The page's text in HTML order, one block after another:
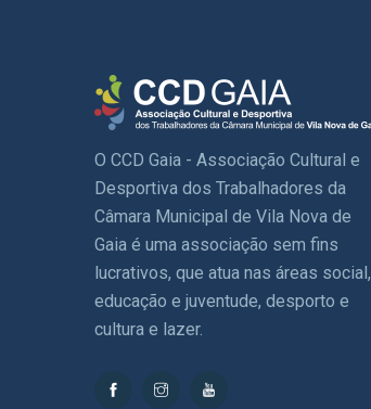
O CCD Gaia - Associação Cultural e
Desportiva dos Trabalhadores da
Câmara Municipal de Vila Nova de
Gaia é uma associação sem fins
lucrativos, que atua nas áreas social,
educação e juventude, desporto e
cultura e lazer.